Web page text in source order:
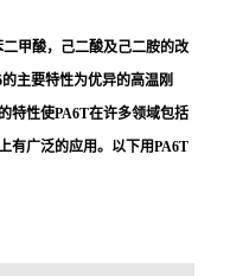
甲酸，己二酸及己二胺的改
主要特性为优异的高温刚
特性使PA6T在许多领域包括
有广泛的应用。以下用PA6T